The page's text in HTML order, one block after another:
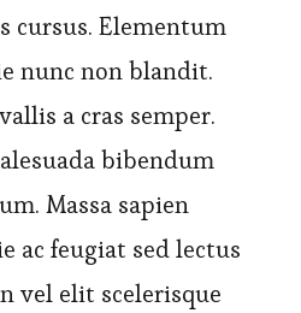
cursus. Elementum
nunc non blandit.
a cras semper.
bibendum
Massa sapien
ac feugiat sed lectus
vel elit scelerisque